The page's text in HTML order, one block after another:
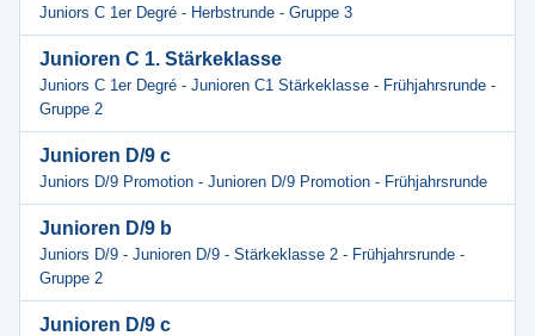
Juniors C 1er Degré - Herbstrunde - Gruppe 3
Junioren C 1. Stärkeklasse
Juniors C 1er Degré - Junioren C1 Stärkeklasse - Frühjahrsrunde -
Gruppe 2
Junioren D/9 c
Juniors D/9 Promotion - Junioren D/9 Promotion - Frühjahrsrunde
Junioren D/9 b
Juniors D/9 - Junioren D/9 - Stärkeklasse 2 - Frühjahrsrunde -
Gruppe 2
Junioren D/9 c